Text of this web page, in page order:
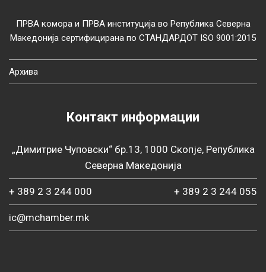
ПРВА комора и ПРВА институција во Република Северна
Македонија сертифицирана по СТАНДАРДОТ ISO 9001:2015
Архива
Контакт информации
„Димитрие Чуповски“ бр.13, 1000 Скопје, Република
Северна Македонија
+ 389 2 3 244 000 + 389 2 3 244 055
ic@mchamber.mk